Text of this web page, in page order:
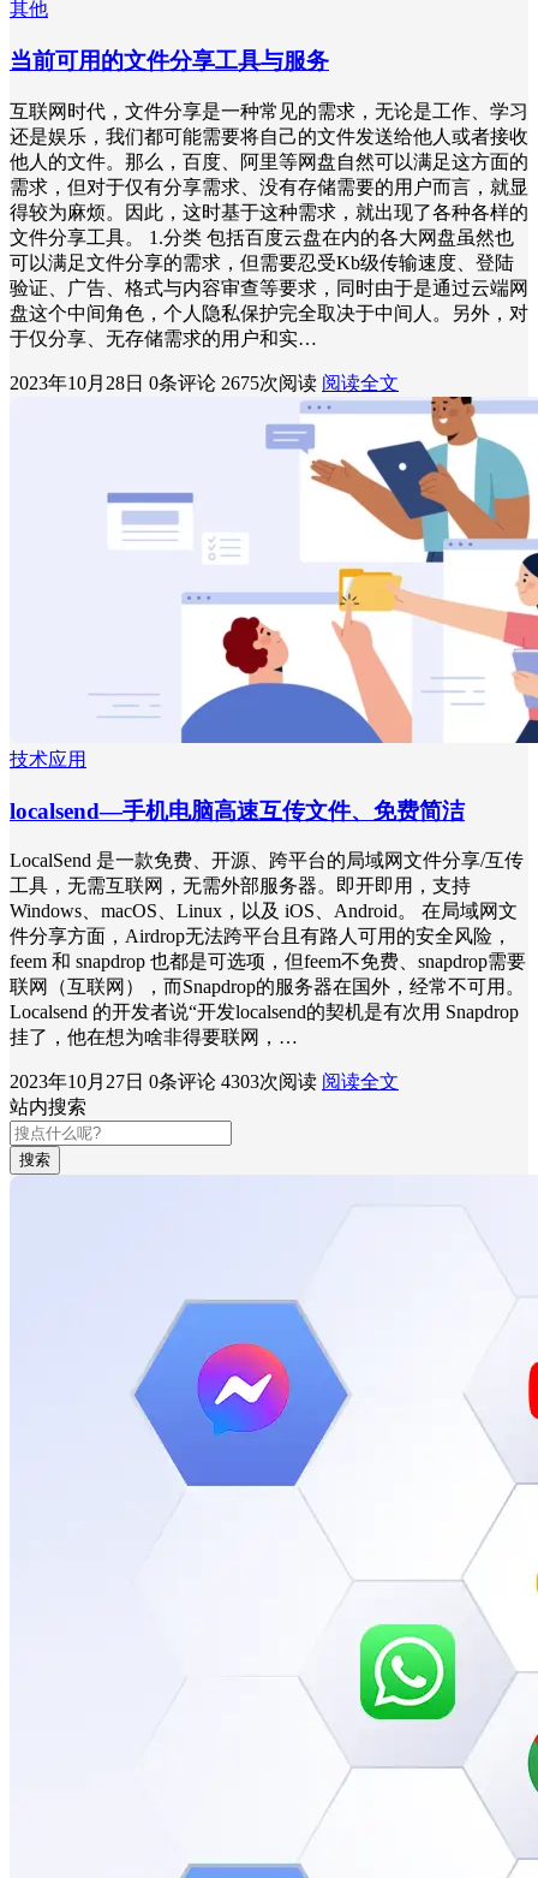
其他
当前可用的文件分享工具与服务
互联网时代，文件分享是一种常见的需求，无论是工作、学习
还是娱乐，我们都可能需要将自己的文件发送给他人或者接收
他人的文件。那么，百度、阿里等网盘自然可以满足这方面的
需求，但对于仅有分享需求、没有存储需要的用户而言，就显
得较为麻烦。因此，这时基于这种需求，就出现了各种各样的
文件分享工具。 1.分类 包括百度云盘在内的各大网盘虽然也
可以满足文件分享的需求，但需要忍受Kb级传输速度、登陆
验证、广告、格式与内容审查等要求，同时由于是通过云端网
盘这个中间角色，个人隐私保护完全取决于中间人。另外，对
于仅分享、无存储需求的用户和实…
2023年10月28日 0条评论 2675次阅读 阅读全文
技术应用
localsend—手机电脑高速互传文件、免费简洁
LocalSend 是一款免费、开源、跨平台的局域网文件分享/互传
工具，无需互联网，无需外部服务器。即开即用，支持
Windows、macOS、Linux，以及 iOS、Android。 在局域网文
件分享方面，Airdrop无法跨平台且有路人可用的安全风险，
feem 和 snapdrop 也都是可选项，但feem不免费、snapdrop需要
联网（互联网），而Snapdrop的服务器在国外，经常不可用。
Localsend 的开发者说“开发localsend的契机是有次用 Snapdrop
挂了，他在想为啥非得要联网，…
2023年10月27日 0条评论 4303次阅读 阅读全文
站内搜索
搜索